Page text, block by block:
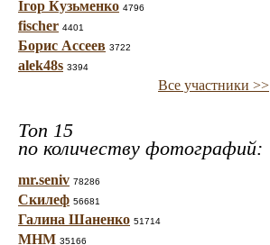
Ігор Кузьменко 4796
fischer 4401
Борис Ассеев 3722
alek48s 3394
Все участники >>
Топ 15
по количеству фотографий:
mr.seniv 78286
Скилеф 56681
Галина Шаненко 51714
МНМ 35166